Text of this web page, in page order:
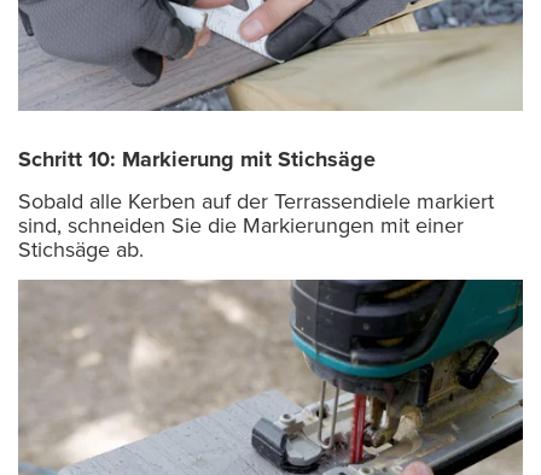
Schritt 10: Markierung mit Stichsäge
Sobald alle Kerben auf der Terrassendiele markiert
sind, schneiden Sie die Markierungen mit einer
Stichsäge ab.